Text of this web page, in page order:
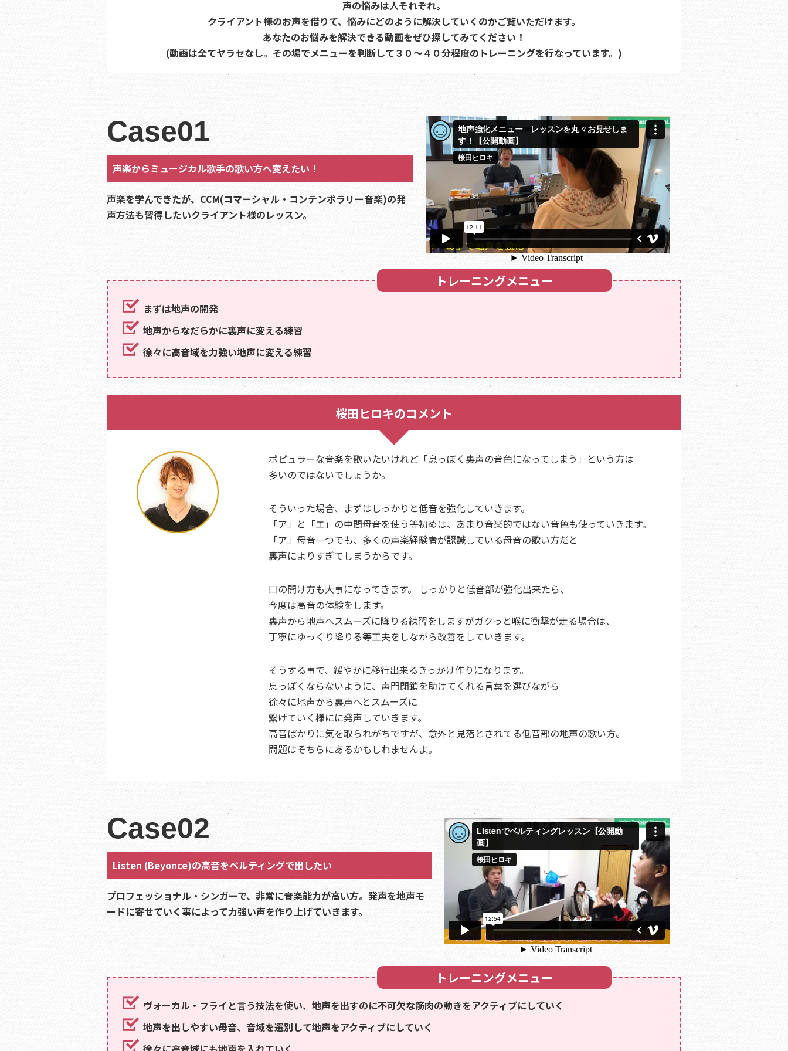
声の悩みは人それぞれ。
クライアント様のお声を借りて、悩みにどのように解決していくのかご覧いただけます。
あなたのお悩みを解決できる動画をぜひ探してみてください！
(動画は全てヤラセなし。その場でメニューを判断して３０〜４０分程度のトレーニングを行なっています。)
Case01
声楽からミュージカル歌手の歌い方へ変えたい！
声楽を学んできたが、CCM(コマーシャル・コンテンポラリー音楽)の発
声方法も習得したいクライアント様のレッスン。
トレーニングメニュー
まずは地声の開発
地声からなだらかに裏声に変える練習
徐々に高音域を力強い地声に変える練習
桜田ヒロキのコメント
ポピュラーな音楽を歌いたいけれど「息っぽく裏声の音色になってしまう」という方は
多いのではないでしょうか。
そういった場合、まずはしっかりと低音を強化していきます。
「ア」と「エ」の中間母音を使う等初めは、あまり音楽的ではない音色も使っていきます。
「ア」母音一つでも、多くの声楽経験者が認識している母音の歌い方だと
裏声によりすぎてしまうからです。
口の開け方も大事になってきます。
しっかりと低音部が強化出来たら、
今度は高音の体験をします。
裏声から地声へスムーズに降りる練習をしますがガクっと喉に衝撃が走る場合は、
丁寧にゆっくり降りる等工夫をしながら改善をしていきます。
そうする事で、緩やかに移行出来るきっかけ作りになります。
息っぽくならないように、声門閉鎖を助けてくれる言葉を選びながら
徐々に地声から裏声へとスムーズに
繋げていく様にに発声していきます。
高音ばかりに気を取られがちですが、意外と見落とされてる低音部の地声の歌い方。
問題はそちらにあるかもしれませんよ。
Case02
Listen (Beyonce)の高音をベルティングで出したい
プロフェッショナル・シンガーで、非常に音楽能力が高い方。発声を地声モ
ードに寄せていく事によって力強い声を作り上げていきます。
トレーニングメニュー
ヴォーカル・フライと言う技法を使い、地声を出すのに不可欠な筋肉の動きをアクティブにしていく
地声を出しやすい母音、音域を選別して地声をアクティブにしていく